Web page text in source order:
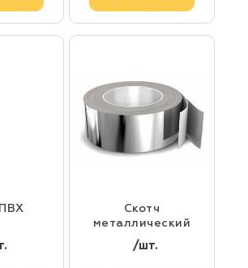
Скотч
металлический
/шт.